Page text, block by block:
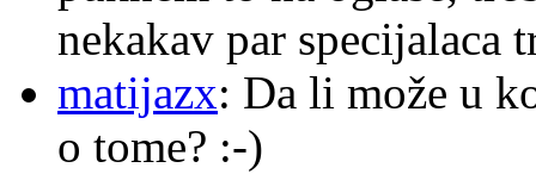
nekakav par
matijazx: Da li može u
o tome? :-)